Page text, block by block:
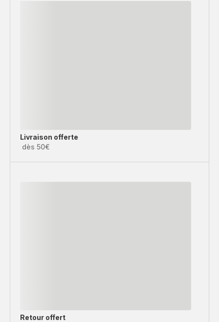
Livraison offerte
dès 50€
Retour offert